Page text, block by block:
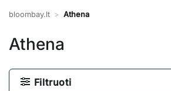
bloombay.lt > Athena
Athena
Filtruoti